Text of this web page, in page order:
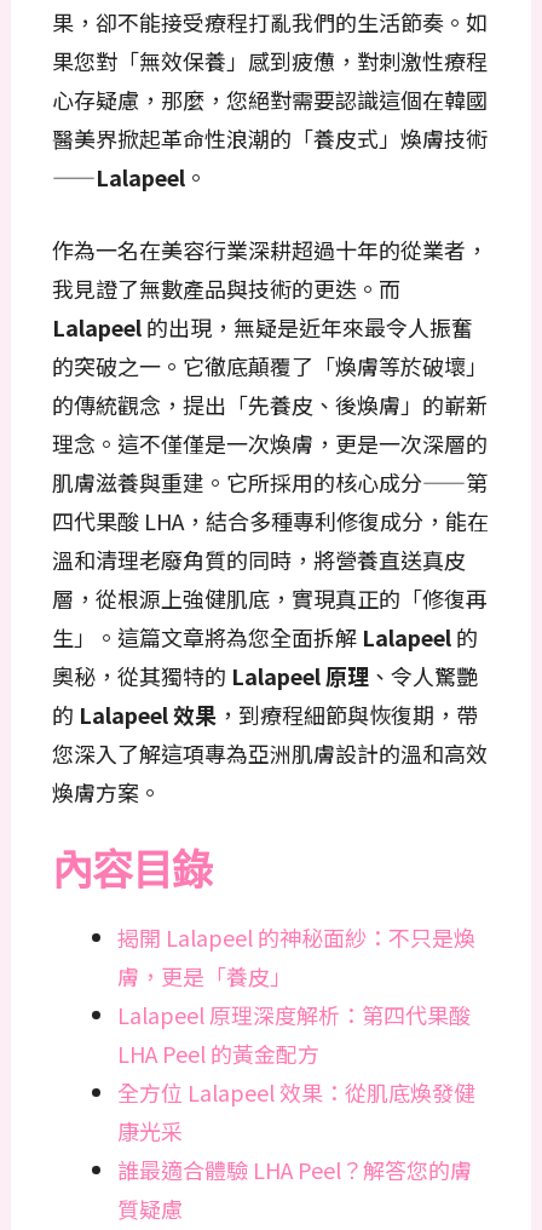
果，卻不能接受療程打亂我們的生活節奏。如
果您對「無效保養」感到疲憊，對刺激性療程
心存疑慮，那麼，您絕對需要認識這個在韓國
醫美界掀起革命性浪潮的「養皮式」煥膚技術
——Lalapeel。
作為一名在美容行業深耕超過十年的從業者，
我見證了無數產品與技術的更迭。而
Lalapeel的出現，無疑是近年來最令人振奮
的突破之一。它徹底顛覆了「煥膚等於破壞」
的傳統觀念，提出「先養皮、後煥膚」的嶄新
理念。這不僅僅是一次煥膚，更是一次深層的
肌膚滋養與重建。它所採用的核心成分——第
四代果酸 LHA，結合多種專利修復成分，能在
溫和清理老廢角質的同時，將營養直送真皮
層，從根源上強健肌底，實現真正的「修復再
生」。這篇文章將為您全面拆解 Lalapeel的
奧秘，從其獨特的 Lalapeel 原理、令人驚艷
的 Lalapeel 效果，到療程細節與恢復期，帶
您深入了解這項專為亞洲肌膚設計的溫和高效
煥膚方案。
內容目錄
揭開 Lalapeel 的神秘面紗：不只是煥
膚，更是「養皮」
Lalapeel 原理深度解析：第四代果酸
LHA Peel 的黃金配方
全方位 Lalapeel 效果：從肌底煥發健
康光采
誰最適合體驗 LHA Peel？解答您的膚
質疑慮